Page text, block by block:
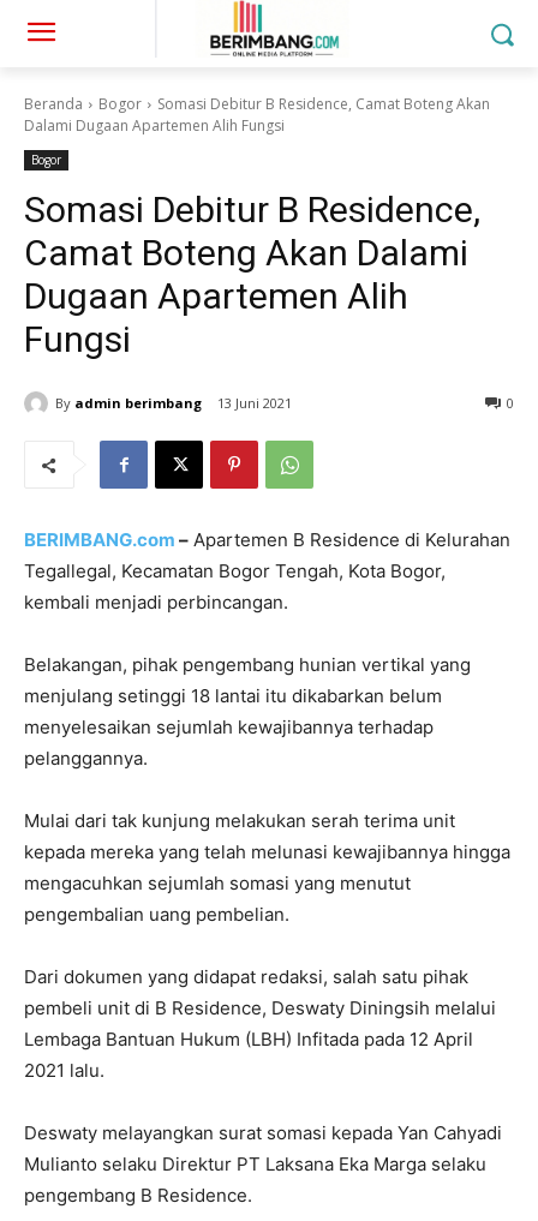
Beranda Bogor
Somasi Debitur B Residence, Camat Boteng Akan
Dalami Dugaan Apartemen Alih Fungsi
Bogor
Somasi Debitur B Residence,
Camat Boteng Akan Dalami
Dugaan Apartemen Alih
Fungsi
By admin berimbang 13 Juni 2021 0
BERIMBANG.com – Apartemen B Residence di Kelurahan
Tegallegal, Kecamatan Bogor Tengah, Kota Bogor,
kembali menjadi perbincangan.
Belakangan, pihak pengembang hunian vertikal yang
menjulang setinggi 18 lantai itu dikabarkan belum
menyelesaikan sejumlah kewajibannya terhadap
pelanggannya.
Mulai dari tak kunjung melakukan serah terima unit
kepada mereka yang telah melunasi kewajibannya hingga
mengacuhkan sejumlah somasi yang menutut
pengembalian uang pembelian.
Dari dokumen yang didapat redaksi, salah satu pihak
pembeli unit di B Residence, Deswaty Diningsih melalui
Lembaga Bantuan Hukum (LBH) Infitada pada 12 April
2021 lalu.
Deswaty melayangkan surat somasi kepada Yan Cahyadi
Mulianto selaku Direktur PT Laksana Eka Marga selaku
pengembang B Residence.